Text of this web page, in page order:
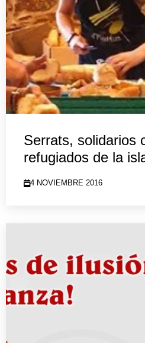
Serrats, solidarios
refugiados de la
4 NOVIEMBRE 2016